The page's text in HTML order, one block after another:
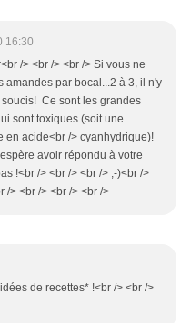
16:30
/> <br /> <br /> Si vous ne
amandes par bocal...2 à 3, il n'y
Ce sont les grandes
sont toxiques (soit une
en acide<br /> cyanhydrique)!
avoir répondu à votre
!<br /> <br /> <br /> ;-)<br />
/> <br /> <br /> <br />
de recettes* !<br /> <br />